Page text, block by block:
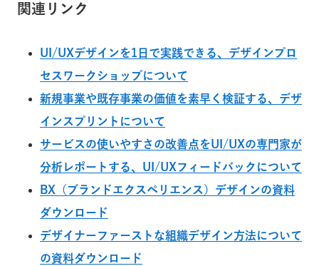
関連リンク
UI/UXデザインを1日で実践できる、デザインプロ
セスワークショップについて
新規事業や既存事業の価値を素早く検証する、デザ
インスプリントについて
サービスの使いやすさの改善点をUI/UXの専門家が
分析レポートする、UI/UXフィードバックについて
BX（ブランドエクスペリエンス）デザインの資料
ダウンロード
デザイナーファーストな組織デザイン方法について
の資料ダウンロード